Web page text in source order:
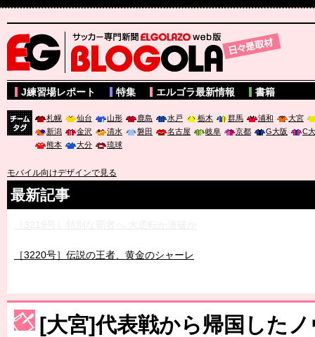
サッカー専門新聞ELGOLAZO web版 BLOGOLA
J練習場レポート 特集 エルゴラ最新情報 書籍
札幌 仙台 山形 鹿島 水戸 栃木 群馬 浦和
大宮
新潟
金沢 清水 磐田 名古屋 岐阜 京都 G大阪
C
熊本
大分 琉球
モバイル向けデザインで見る
最新記事
［3220号］伝説の王者、黄金のシャーレ
［3230号］世界一への夢は終わらない
［3223号］一丸。日本出陣
[大宮]代表戦から帰国した